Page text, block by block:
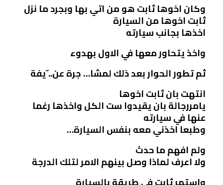
وكان اخوها ثابت هو من اتي بها وبجرد ما نزل
ثابت اخوها من السيارة
اخذها بجانب سيارته
واخذ يتحاور معها في الاول بهدوء
ثم تطور الحوار بعد ذلك لمشا… جرة عن.. َيفة
انتهت بان ثابت اخوها
يامررجالة بان يقيدوا ست الكل واخذها رغما
عنها في سيارته
وطبعا اخذني معه بنفس السيارة…
ولم افهم ما حدث
ولا اعرف لماذا وصل بينهم الامر لتلك الدرجة